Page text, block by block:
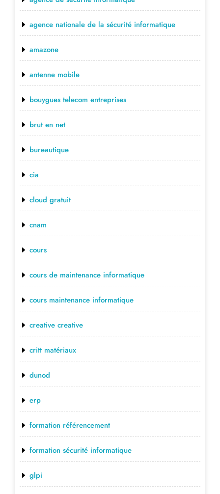
agence nationale de la sécurité informatique
amazone
antenne mobile
bouygues telecom entreprises
brut en net
bureautique
cia
cloud gratuit
cnam
cours
cours de maintenance informatique
cours maintenance informatique
creative creative
critt matériaux
dunod
erp
formation référencement
formation sécurité informatique
glpi